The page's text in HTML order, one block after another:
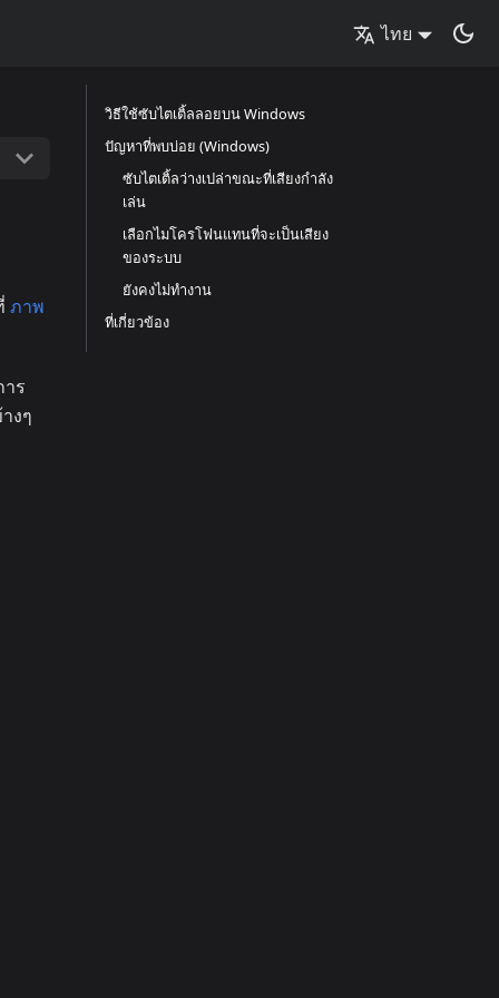
ไทย
ภาพ
ร
งๆ
วิธีใช้ซับไตเติ้ลลอยบน Windows
ปัญหาที่พบบ่อย (Windows)
ซับไตเติ้ลว่างเปล่าขณะที่เสียงกำลัง
เล่น
เลือกไมโครโฟนแทนที่จะเป็นเสียง
ของระบบ
ยังคงไม่ทำงาน
ที่เกี่ยวข้อง